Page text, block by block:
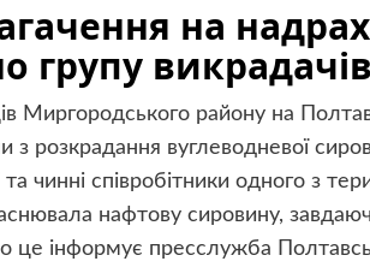
на
групу
Миргородського району на
з розкрадання вуглеводневої
чинні співробітники одного з
нафтову сировину,
це інформує пресслужба